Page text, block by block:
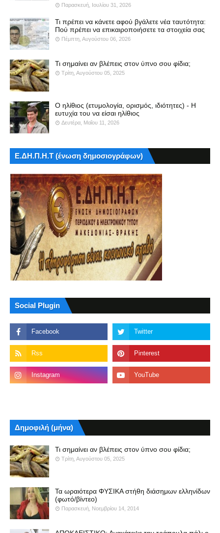
Παρασκευή, Ιουλίου 31, 2026
Τι πρέπει να κάνετε αφού βγάλετε νέα ταυτότητα:
Πού πρέπει να επικαιροποιήσετε τα στοιχεία σας
Πέμπτη, Αυγούστου 06, 2026
Τι σημαίνει αν βλέπεις στον ύπνο σου φίδια;
Τρίτη, Αυγούστου 05, 2025
Ο ηλίθιος (ετυμολογία, ορισμός, ιδιότητες) - Η
ευτυχία του να είσαι ηλίθιος
Δευτέρα, Μαΐου 11, 2026
Ε.ΔΗ.Π.Η.Τ (ένωση δημοσιογράφων)
Social Plugin
Δημοφιλή (μήνα)
Τι σημαίνει αν βλέπεις στον ύπνο σου φίδια;
Τρίτη, Αυγούστου 05, 2025
Τα ωραιότερα ΦΥΣΙΚΑ στήθη διάσημων ελληνίδων
(φωτό/βίντεο)
Παρασκευή, Νοεμβρίου 14, 2014